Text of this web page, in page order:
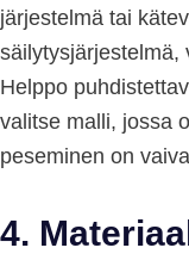
järjestelmä tai
säilytysjärjestelmä,
Helppo
valitse malli, jossa
peseminen on
4.